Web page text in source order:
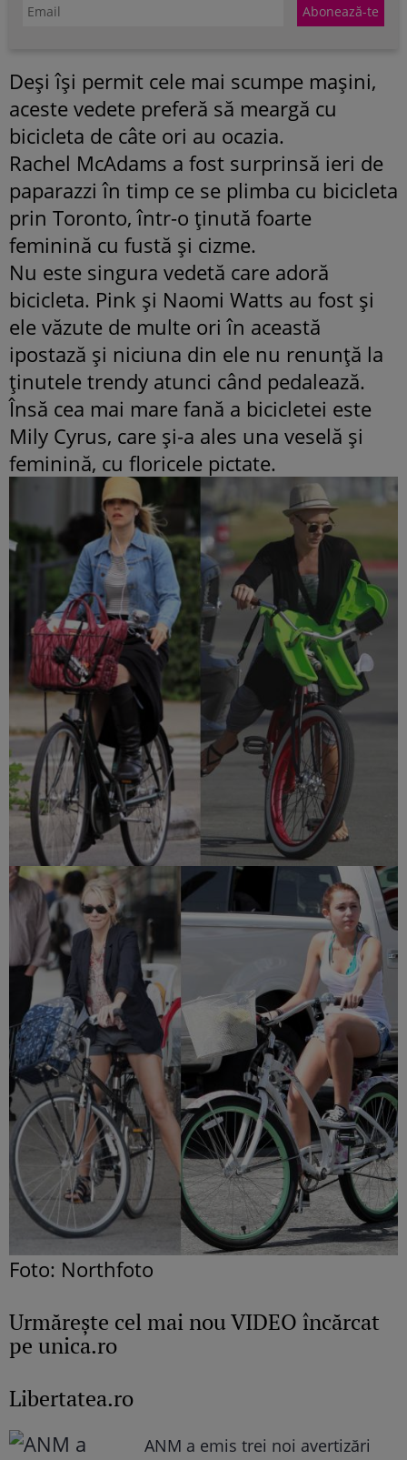
Deşi îşi permit cele mai scumpe maşini,
aceste vedete preferă să meargă cu
bicicleta de câte ori au ocazia.
Rachel McAdams a fost surprinsă ieri de
paparazzi în timp ce se plimba cu bicicleta
prin Toronto, într-o ţinută foarte
feminină cu fustă şi cizme.
Nu este singura vedetă care adoră
bicicleta. Pink şi Naomi Watts au fost şi
ele văzute de multe ori în această
ipostază şi niciuna din ele nu renunţă la
ţinutele trendy atunci când pedalează.
Însă cea mai mare fană a bicicletei este
Mily Cyrus, care şi-a ales una veselă şi
feminină, cu floricele pictate.
Foto: Northfoto
Urmăreşte cel mai nou VIDEO încărcat
pe unica.ro
Libertatea.ro
ANM a emis trei noi avertizări